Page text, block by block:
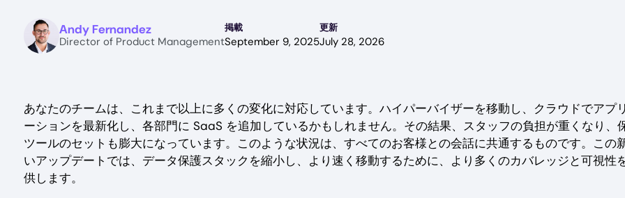
Image Andy Fernandez
Director of Product Management
掲載
September 9, 2025
更新
July 28, 2026
あなたのチームは、これまで以上に多くの変化に対応しています。ハイパーバイザーを移動し、クラウドでアプ
ーションを最新化し、各部門に SaaS を追加しているかもしれません。その結果、スタッフの負担が重くなり、
ツールのセットも膨大になっています。このような状況は、すべてのお客様との会話に共通するものです。この
いアップデートでは、データ保護スタックを縮小し、より速く移動するために、より多くのカバレッジと可視性
供します。